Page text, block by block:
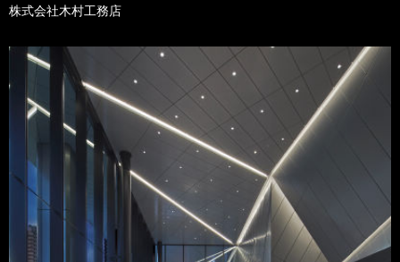
株式会社木村工務店